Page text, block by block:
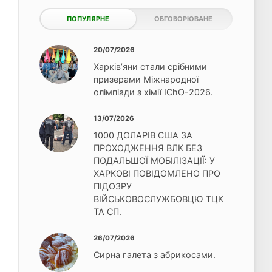
ПОПУЛЯРНЕ ОБГОВОРЮВАНЕ
20/07/2026
Харків’яни стали срібними
призерами Міжнародної
олімпіади з хімії IChO-2026.
13/07/2026
1000 ДОЛАРІВ США ЗА
ПРОХОДЖЕННЯ ВЛК БЕЗ
ПОДАЛЬШОЇ МОБІЛІЗАЦІЇ: У
ХАРКОВІ ПОВІДОМЛЕНО ПРО
ПІДОЗРУ
ВІЙСЬКОВОСЛУЖБОВЦЮ ТЦК
ТА СП.
26/07/2026
Сирна галета з абрикосами.